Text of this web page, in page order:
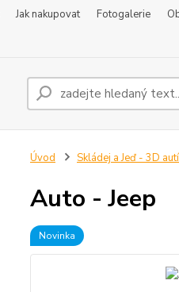
Jak nakupovat Fotogalerie
Úvod Skládej a Jeď - 3D
Auto - Jeep
Novinka